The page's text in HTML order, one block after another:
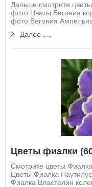
Дальше смотрите
фото.Цветы Бегония
фото.Бегония
Далее ....
Цветы фиалки
Смотрите цветы
Цветы Фиалка
Фиалка Властелин